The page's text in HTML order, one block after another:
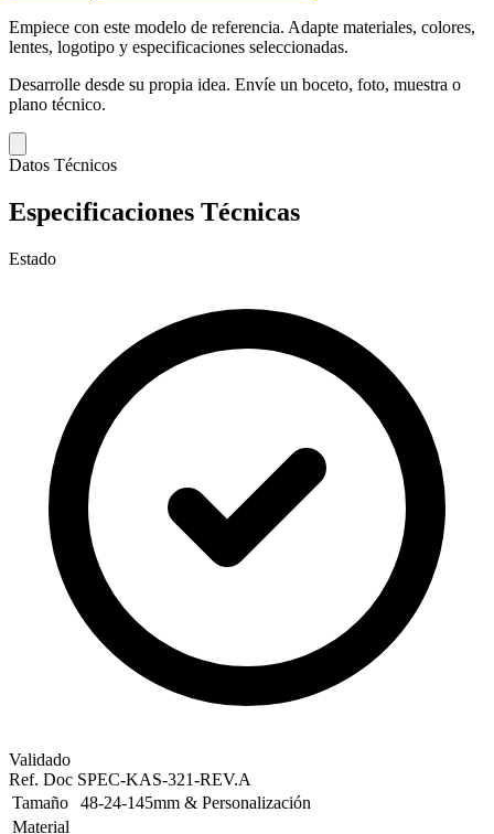
Empiece con este modelo de referencia. Adapte materiales, colores,
lentes, logotipo y especificaciones seleccionadas.
Desarrolle desde su propia idea. Envíe un boceto, foto, muestra o
plano técnico.
Datos Técnicos
Especificaciones Técnicas
Estado
Validado
Ref. Doc SPEC-KAS-321-REV.A
Tamaño
48-24-145mm & Personalización
Material